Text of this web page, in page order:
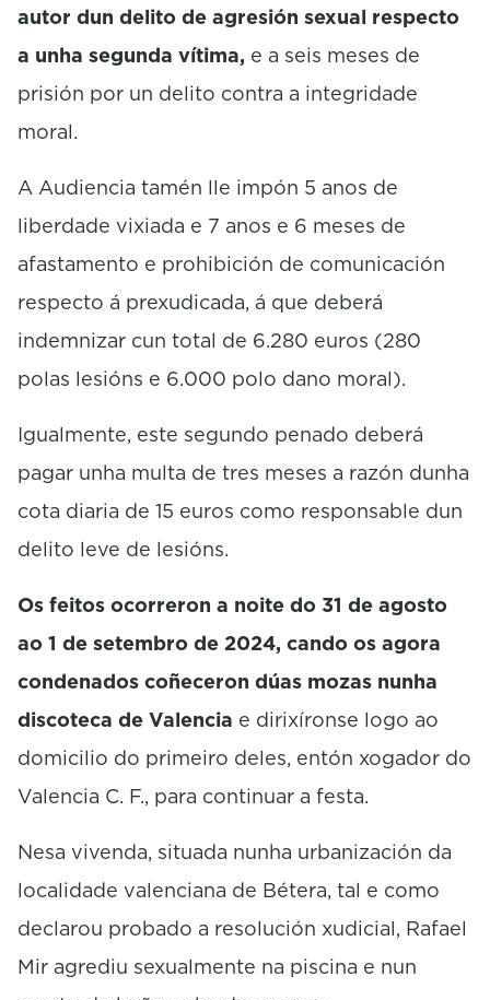
autor dun delito de agresión sexual respecto
a unha segunda vítima, e a seis meses de
prisión por un delito contra a integridade
moral.
A Audiencia tamén lle impón 5 anos de
liberdade vixiada e 7 anos e 6 meses de
afastamento e prohibición de comunicación
respecto á prexudicada, á que deberá
indemnizar cun total de 6.280 euros (280
polas lesións e 6.000 polo dano moral).
Igualmente, este segundo penado deberá
pagar unha multa de tres meses a razón dunha
cota diaria de 15 euros como responsable dun
delito leve de lesións.
Os feitos ocorreron a noite do 31 de agosto
ao 1 de setembro de 2024, cando os agora
condenados coñeceron dúas mozas nunha
discoteca de Valencia e dirixíronse logo ao
domicilio do primeiro deles, entón xogador do
Valencia C. F., para continuar a festa.
Nesa vivenda, situada nunha urbanización da
localidade valenciana de Bétera, tal e como
declarou probado a resolución xudicial, Rafael
Mir agrediu sexualmente na piscina e nun